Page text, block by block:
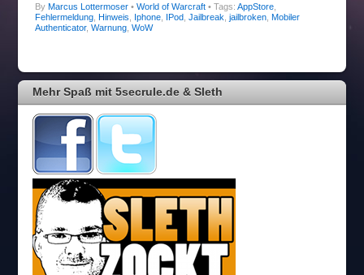
By Marcus Lottermoser• World of Warcraft • Tags: AppStore,
Fehlermeldung, Hinweis Iphone, IPod, Jailbreak jailbroken, Mobiler
Authenticator, Warnung, WoW
Mehr Spaß mit 5secrule.de & Sleth